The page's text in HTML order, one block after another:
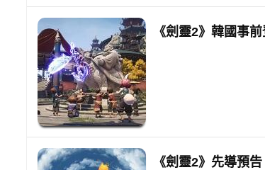
《劍靈2》韓國事
《劍靈2》先導預